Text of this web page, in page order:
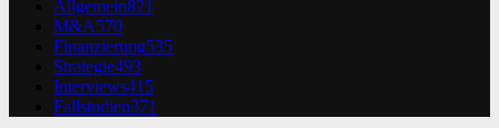
Allgemein821
M&A570
Finanzierung535
Strategie493
Interviews415
Fallstudien371